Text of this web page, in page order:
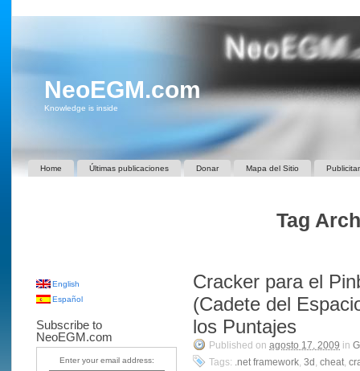
NeoEGM.com
Knowledge is inside
Home Últimas publicaciones Donar Mapa del Sitio
Tag
Cracker para el
(Cadete del
los Puntajes
Published on agosto 17, 2009 in
Tags: .net framework, 3d , cheat,
English
Español
Subscribe to
NeoEGM.com
Enter your email address: